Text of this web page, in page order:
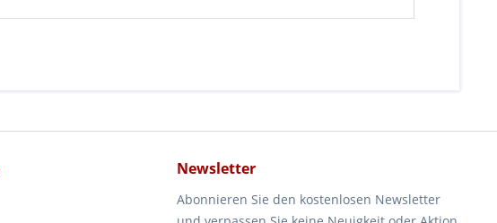
Newsletter
Abonnieren Sie den kostenlosen Newsletter